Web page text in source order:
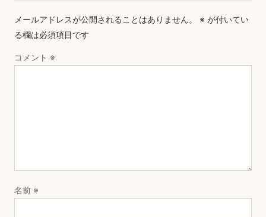
メールアドレスが公開されることはありません。 ※ が付いてい
る欄は必須項目です
コメント ※
名前 ※